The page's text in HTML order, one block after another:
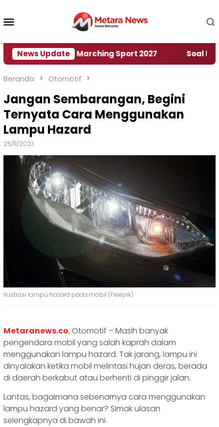
konten
News Update
World Marching Sport 2027 ‎Soal Rencana
Beranda Otomotif
Jangan Sembarangan, Begini
Ternyata Cara Menggunakan
Lampu Hazard
25/11/2023
Ilustrasi lampu hazard pada mobil (Freepik)
Metaranews.co, Otomotif – Masih banyak
pengendara mobil yang salah kaprah dalam
menggunakan lampu hazard. Tak jarang, lampu ini
dinyalakan ketika mobil melintasi hujan deras, berada
di daerah berkabut atau berhenti di pinggir jalan.
Lantas, bagaimana sebenarnya cara menggunakan
lampu hazard yang benar? Simak ulasan
selengkapnya di bawah ini.